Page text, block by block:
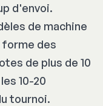
d'envoi.
de machine
forme des
de plus de 10
10-20
tournoi.